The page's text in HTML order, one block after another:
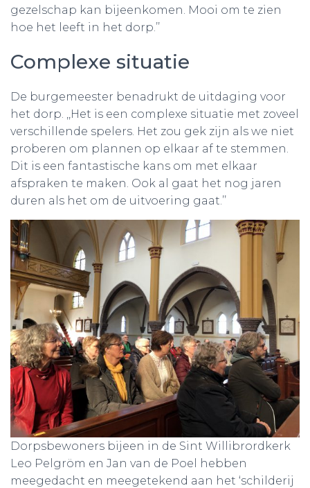
gezelschap kan bijeenkomen. Mooi om te zien
hoe het leeft in het dorp.’’
Complexe situatie
De burgemeester benadrukt de uitdaging voor
het dorp. ,,Het is een complexe situatie met zoveel
verschillende spelers. Het zou gek zijn als we niet
proberen om plannen op elkaar af te stemmen.
Dit is een fantastische kans om met elkaar
afspraken te maken. Ook al gaat het nog jaren
duren als het om de uitvoering gaat.’’
Dorpsbewoners bijeen in de Sint Willibrordkerk
Leo Pelgröm en Jan van de Poel hebben
meegedacht en meegetekend aan het ‘schilderij